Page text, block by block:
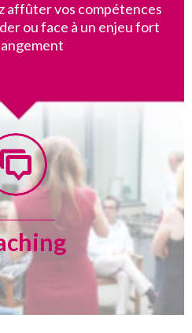
affûter vos compétences
ou face à un enjeu fort